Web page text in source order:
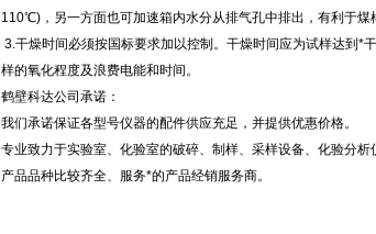
110℃)，另一方面也可加速箱内水分从排气孔中排出，有利于煤
3.干燥时间必须按国标要求加以控制。干燥时间应为试样达到*
样的氧化程度及浪费电能和时间。
鹤壁科达公司承诺：
我们承诺保证各型号仪器的配件供应充足，并提供优惠价格。
专业致力于实验室、化验室的破碎、制样、采样设备、化验分
产品品种比较齐全、服务*的产品经销服务商。